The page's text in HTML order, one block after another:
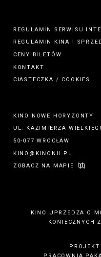
REGULAMIN SERWISU
REGULAMIN
KINA
CENY BILETÓW
KONTAKT
CIASTECZKA / COOKIES
KINO NOWE HORYZONTY
UL. KAZIMIERZA
50-077 WROCŁAW
KINO@KINONH.PL
ZOBACZ NA MAPIE
KINO UPRZEDZA O
KONIECZNYCH
PRACOWNIA